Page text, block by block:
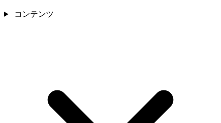
コンテンツ